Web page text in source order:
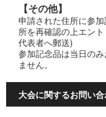
【その他】
申請された住所に参
所を再確認の上エン
代表者へ郵送)
参加記念品は当日の
ません。
大会に関するお問い